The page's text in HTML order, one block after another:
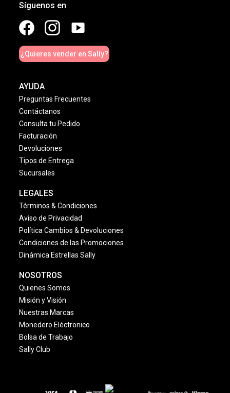
Síguenos en
¿Quieres vender en Sally?
AYUDA
Preguntas Frecuentes
Contáctanos
Consulta tu Pedido
Facturación
Devoluciones
Tipos de Entrega
Sucursales
LEGALES
Términos & Condiciones
Aviso de Privacidad
Política Cambios & Devoluciones
Condiciones de las Promociones
Dinámica Estrellas Sally
NOSOTROS
Quienes Somos
Misión y Visión
Nuestras Marcas
Monedero Eléctronico
Bolsa de Trabajo
Sally Club